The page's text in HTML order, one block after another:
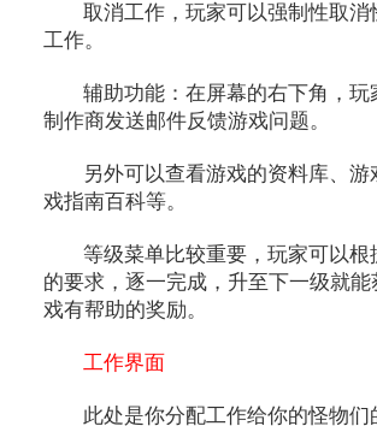
取消工作，玩家可以强制性取消
工作。
辅助功能：在屏幕的右下角，玩
制作商发送邮件反馈游戏问题。
另外可以查看游戏的资料库、游
戏指南百科等。
等级菜单比较重要，玩家可以根
的要求，逐一完成，升至下一级就
戏有帮助的奖励。
工作界面
此处是你分配工作给你的怪物们